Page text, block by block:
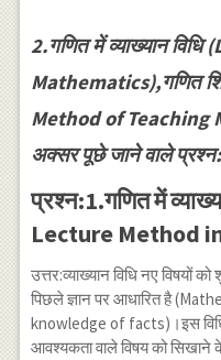
2.गणित में व्याख्यान
Mathematics),गणित
Method of Teaching
अक्सर पूछे जाने वाले प्रश्न:
प्रश्न:1.गणित में
Lecture Method
उत्तर:व्याख्यान विधि नए विषयों
पिछले ज्ञान पर आधारित है
knowledge of facts)।इस
आवश्यकता वाले विषय को